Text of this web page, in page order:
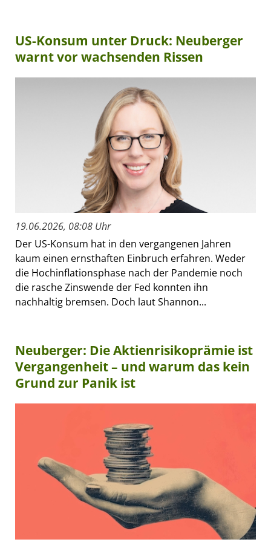
US-Konsum unter Druck: Neuberger
warnt vor wachsenden Rissen
19.06.2026, 08:08 Uhr
Der US-Konsum hat in den vergangenen Jahren
kaum einen ernsthaften Einbruch erfahren. Weder
die Hochinflationsphase nach der Pandemie noch
die rasche Zinswende der Fed konnten ihn
nachhaltig bremsen. Doch laut Shannon...
Neuberger: Die Aktienrisikoprämie ist
Vergangenheit – und warum das kein
Grund zur Panik ist